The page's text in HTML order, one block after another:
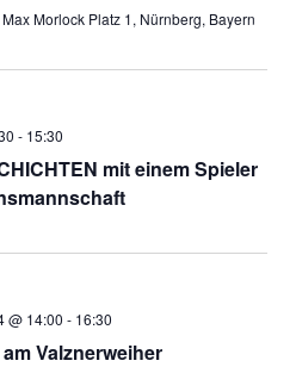
Max Morlock Platz 1, Nürnberg, Bayern
- 15:30
mit einem Spieler
@ 14:00 - 16:30
Valznerweiher